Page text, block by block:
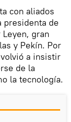
con aliados
presidenta de
gran
y Pekín. Por
a insistir
de la
la tecnología.